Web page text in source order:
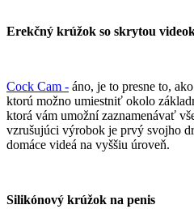
Erekčný krúžok so skrytou
Cock Cam - áno, je to presne to,
ktorú možno umiestniť okolo
ktorá vám umožní zaznamenávať
vzrušujúci výrobok je prvý svojho
domáce videá na vyššiu úroveň.
Silikónový krúžok na penis